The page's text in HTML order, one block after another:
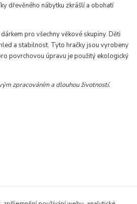
dřevěného nábytku zkrášlí a obohatí
pro všechny věkové skupiny. Děti
a stabilnost. Tyto hračky jsou vyrobeny
povrchovou úpravu je použitý ekologický
zpracováním a dlouhou životností.